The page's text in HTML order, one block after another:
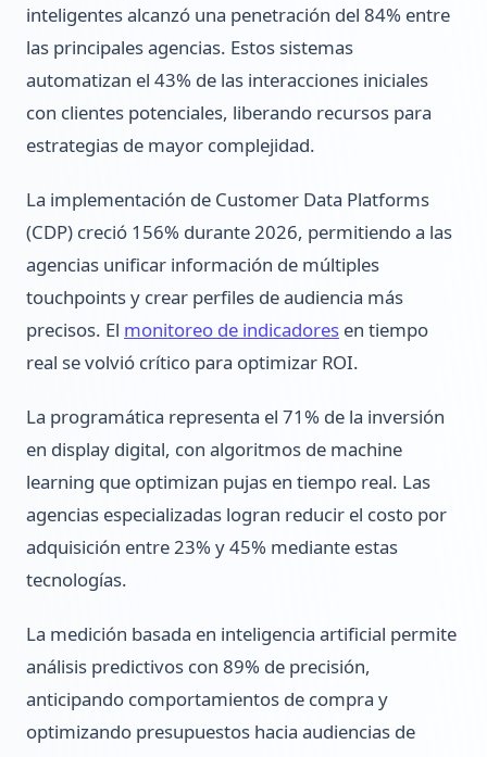
inteligentes alcanzó una penetración del 84% entre
las principales agencias. Estos sistemas
automatizan el 43% de las interacciones iniciales
con clientes potenciales, liberando recursos para
estrategias de mayor complejidad.
La implementación de Customer Data Platforms
(CDP) creció 156% durante 2026, permitiendo a las
agencias unificar información de múltiples
touchpoints y crear perfiles de audiencia más
precisos. El monitoreo de indicadores en tiempo
real se volvió crítico para optimizar ROI.
La programática representa el 71% de la inversión
en display digital, con algoritmos de machine
learning que optimizan pujas en tiempo real. Las
agencias especializadas logran reducir el costo por
adquisición entre 23% y 45% mediante estas
tecnologías.
La medición basada en inteligencia artificial permite
análisis predictivos con 89% de precisión,
anticipando comportamientos de compra y
optimizando presupuestos hacia audiencias de